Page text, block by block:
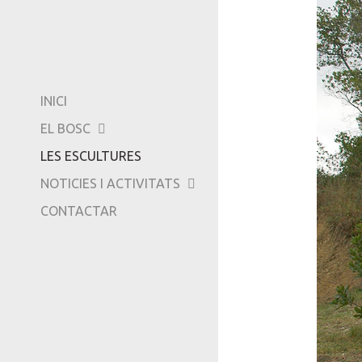
INICI
EL BOSC
AMICS DE CAN
LES ESCULTURES
NOTICIES I ACTIVITATS
CONTACTAR